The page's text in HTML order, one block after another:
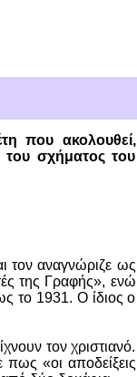
που ακολουθεί,
του σχήματος του
τον αναγνώριζε ως
της Γραφής», ενώ
το 1931. Ο ίδιος ο
τον χριστιανό.
«οι αποδείξεις